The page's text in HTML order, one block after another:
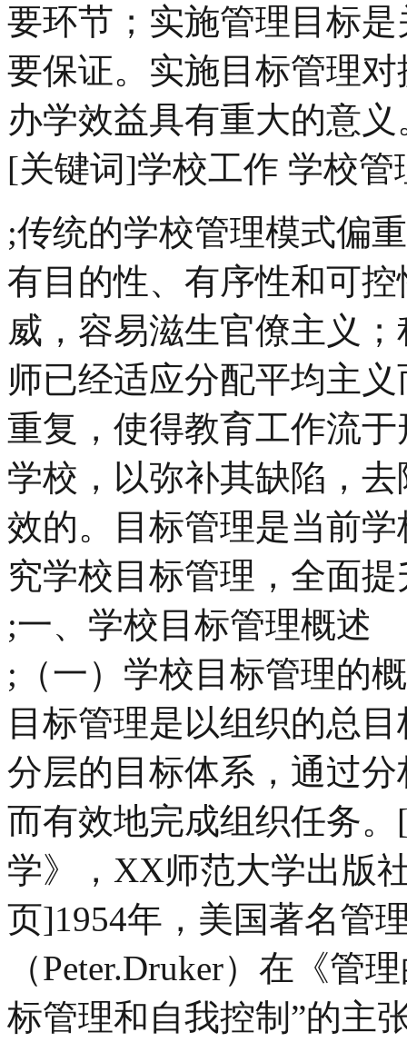
要环节；实施管理目标
要保证。实施目标管理
办学效益具有重大的意义
[关键词]学校工作 学校管
;传统的学校管理模式偏
有目的性、有序性和可
威，容易滋生官僚主义
师已经适应分配平均主
重复，使得教育工作流
学校，以弥补其缺陷，
效的。目标管理是当前
究学校目标管理，全面
;一、学校目标管理概述
;（一）学校目标管理的
目标管理是以组织的总
分层的目标体系，通过
而有效地完成组织任务
学》，XX师范大学出版
页]1954年，美国著名管
（Peter.Druker）在《管
标管理和自我控制”的主